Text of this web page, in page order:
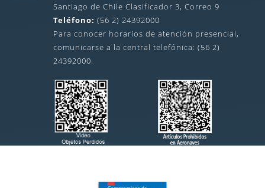
Santiago de Chile Clasificador 3, Correo 9
Teléfono: (56 2) 24392000
Para conocer horarios de atención presencial,
comunicarse a la central telefónica: (56 2)
24392000.